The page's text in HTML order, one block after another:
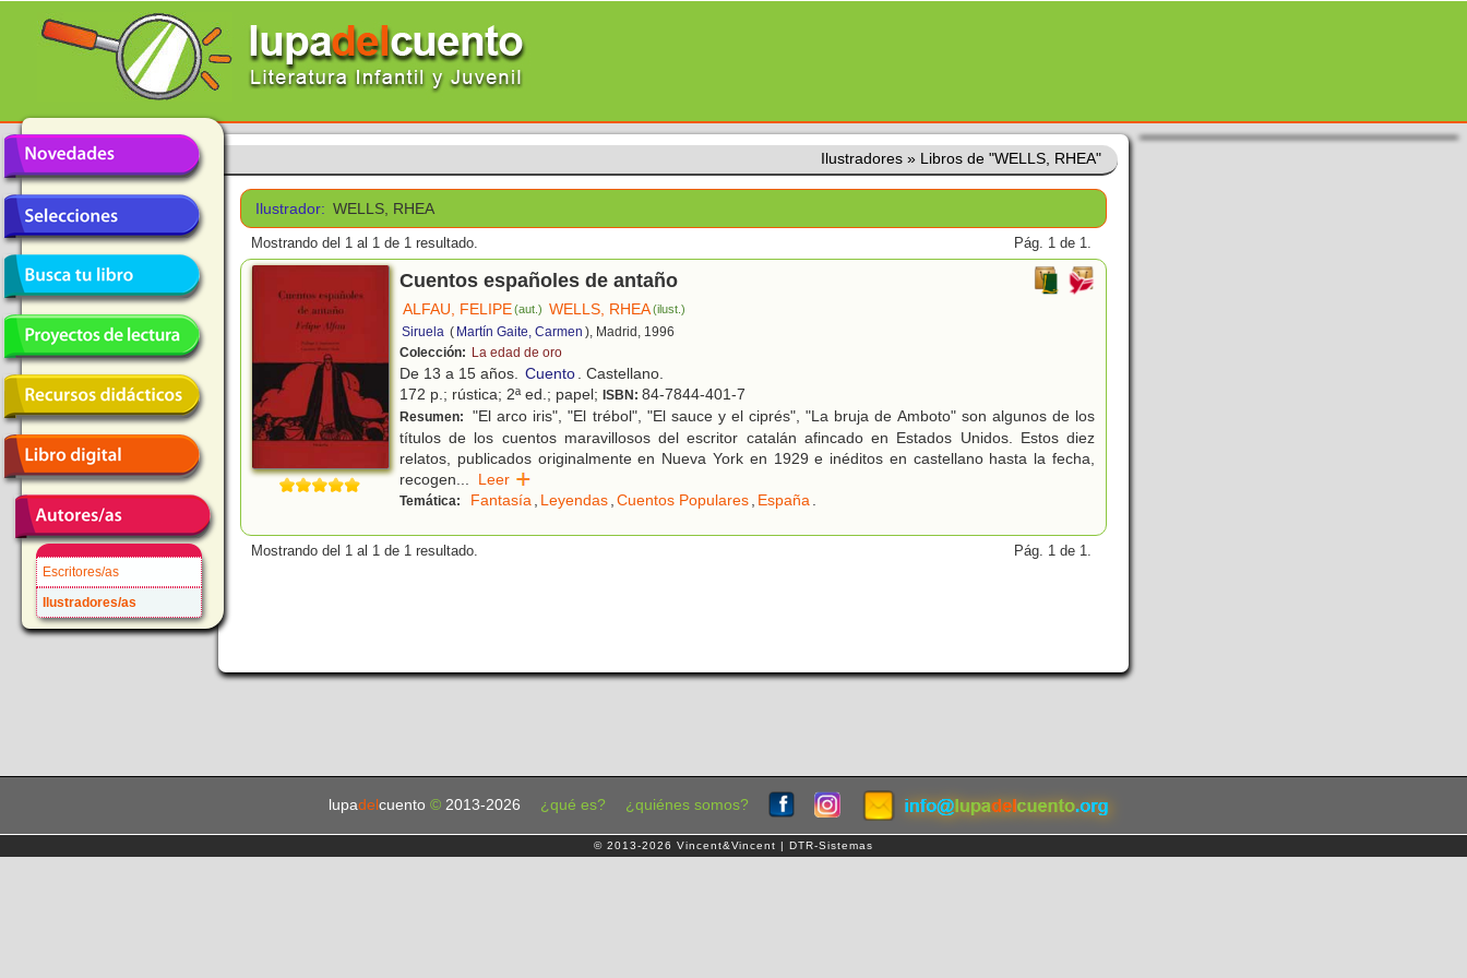
Escritores/as
Ilustradores/as
Ilustradores » Libros de "WELLS, RHEA"
Ilustrador: WELLS, RHEA
Mostrando del 1 al 1 de 1 resultado. Pág. 1 de 1.
Cuentos españoles de antaño
ALFAU, FELIPE(aut.) WELLS, RHEA(ilust.)
Siruela ( Martín Gaite, Carmen ), Madrid, 1996
Colección: La edad de oro
De 13 a 15 años. Cuento. Castellano.
172 p.; rústica; 2ª ed.; papel; ISBN: 84-7844-401-7
Resumen:
"El arco iris", "El trébol", "El sauce y el ciprés", "La bruja de Amboto" son algunos de los
títulos de los cuentos maravillosos del escritor catalán afincado en Estados Unidos. Estos diez
relatos, publicados originalmente en Nueva York en 1929 e inéditos en castellano hasta la fecha,
recogen... Leer
Temática: Fantasía, Leyendas,Cuentos Populares, España.
Mostrando del 1 al 1 de 1 resultado. Pág. 1 de 1.
lupadel cuento © 2013-2026 ¿qué es? ¿quiénes somos?
© 2013-2026 Vincent&Vincent | DTR-Sistemas